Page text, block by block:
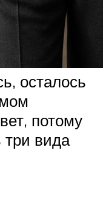
осталось
потому
три вида